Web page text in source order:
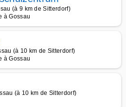
(à 9 km de Sitterdorf)
à Gossau
(à 10 km de Sitterdorf)
à Gossau
(à 10 km de Sitterdorf)